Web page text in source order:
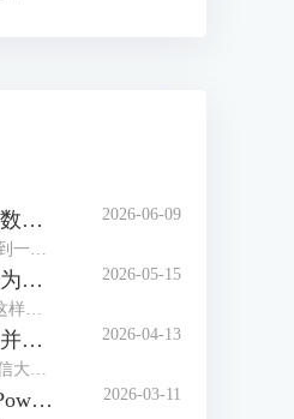
Excel中如何将文本转换为数值 Excel中如何将e+变为数字
在Excel中处理数据，总免不了碰到一些令人头疼的小麻烦，比如文本格式的数字根本没办法直接计算，或者单元格中输入长数字后无法完整显示，看着就闹心。别担心，今天我们就给大家分享两个超实用的操作，一起来了解下Excel中如何将文本转换为数值，Excel中如何将e+变为数字的相关内容。
2026-06-09
Excel中如何将一串数字变为日期 Excel中如何将一列数据分成几列
在处理数据时，我们经常会遇到这样的困扰，比如20240520、20250521或者20260502等，想将其变成标准日期格式却又不知道该如何操作。不用担心，这些看似复杂的问题，其实都有简单高效的解决方法。接下来本文将围绕Excel中如何将一串数字变为日期，Excel中如何将一列数据分成几列等内容进行介绍，一起来学习下。
2026-05-15
Excel中如何将两列内容合并到一起 Excel中如何将行转换成列
在使用Excel日常处理数据时，相信大家经常会遇到将几列内容合并到一起或者把行转成列的基础操作。不管是整理客户信息、汇总销售数据或是制作报表，学会这些技巧后，都可以有效提高我们的工作效率。接下来就给大家说一下Excel中如何将两列内容合并到一起，Excel中如何将行转换成列的相关内容。
2026-04-13
PowerPoint怎么插入文件 PowerPoint怎么插入思维导图 2026-03-11